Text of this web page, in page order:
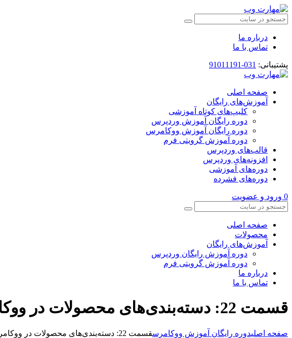
درباره ما
تماس با ما
پشتیبانی: 031-91011191
صفحه اصلی
آموزش‌های رایگان
کلیپ‌های کوتاه آموزشی
دوره رایگان آموزش وردپرس
دوره رایگان آموزش ووکامرس
دوره آموزش گرویتی فرم
قالب‌های وردپرس
افزونه‌های وردپرس
دوره‌های آموزشی
دوره‌های فشرده
0 ورود و عضویت
صفحه اصلی
محصولات
آموزش‌های رایگان
دوره آموزش رایگان وردپرس
دوره آموزش گرویتی فرم
درباره ما
تماس با ما
قسمت 22: دسته‌بندی‌های محصولات در ووکامرس
صفحه اصلیدوره رایگان آموزش ووکامرسقسمت 22: دسته‌بندی‌های محصولات در ووکامرس